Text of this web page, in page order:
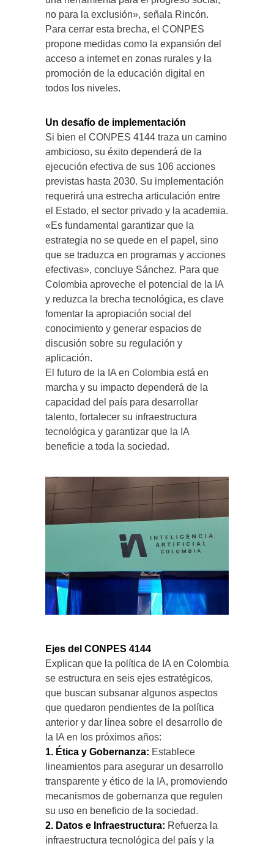
no para la exclusión», señala Rincón.
Para cerrar esta brecha, el CONPES
propone medidas como la expansión del
acceso a internet en zonas rurales y la
promoción de la educación digital en
todos los niveles.
Un desafío de implementación
Si bien el CONPES 4144 traza un camino
ambicioso, su éxito dependerá de la
ejecución efectiva de sus 106 acciones
previstas hasta 2030. Su implementación
requerirá una estrecha articulación entre
el Estado, el sector privado y la academia.
«Es fundamental garantizar que la
estrategia no se quede en el papel, sino
que se traduzca en programas y acciones
efectivas», concluye Sánchez. Para que
Colombia aproveche el potencial de la IA
y reduzca la brecha tecnológica, es clave
fomentar la apropiación social del
conocimiento y generar espacios de
discusión sobre su regulación y
aplicación.
El futuro de la IA en Colombia está en
marcha y su impacto dependerá de la
capacidad del país para desarrollar
talento, fortalecer su infraestructura
tecnológica y garantizar que la IA
beneficie a toda la sociedad.
Ejes del CONPES 4144
Explican que la política de IA en Colombia
se estructura en seis ejes estratégicos,
que buscan subsanar algunos aspectos
que quedaron pendientes de la política
anterior y dar línea sobre el desarrollo de
la IA en los próximos años:
1. Ética y Gobernanza: Establece
lineamientos para asegurar un desarrollo
transparente y ético de la IA, promoviendo
mecanismos de gobernanza que regulen
su uso en beneficio de la sociedad.
2. Datos e Infraestructura: Refuerza la
infraestructura tecnológica del país y la